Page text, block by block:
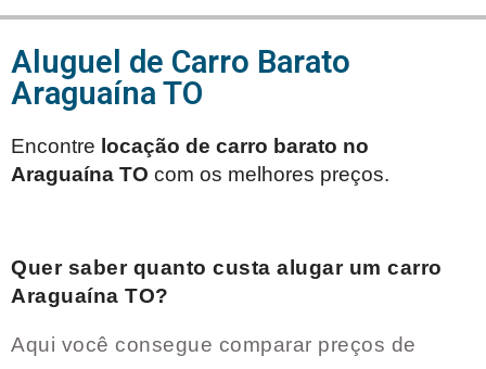
Aluguel de Carro Barato
Araguaína TO
Encontre locação de carro barato no
Araguaína TO com os melhores preços.
Quer saber quanto custa alugar um carro
Araguaína TO?
Aqui você consegue comparar preços de